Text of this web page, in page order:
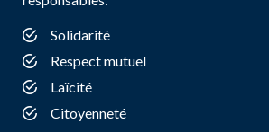
Solidarité
Respect mutuel
Laïcité
Citoyenneté